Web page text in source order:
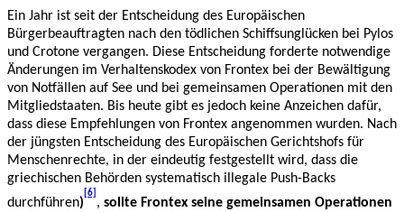
Ein Jahr ist seit der Entscheidung des Europäischen
Bürgerbeauftragten nach den tödlichen Schiffsunglücken bei Pylos
und Crotone vergangen. Diese Entscheidung forderte notwendige
Änderungen im Verhaltenskodex von Frontex bei der Bewältigung
von Notfällen auf See und bei gemeinsamen Operationen mit den
Mitgliedstaaten. Bis heute gibt es jedoch keine Anzeichen dafür,
dass diese Empfehlungen von Frontex angenommen wurden. Nach
der jüngsten Entscheidung des Europäischen Gerichtshofs für
Menschenrechte, in der eindeutig festgestellt wird, dass die
griechischen Behörden systematisch illegale Push-Backs
durchführen)
[6]
, sollte Frontex seine gemeinsamen Operationen